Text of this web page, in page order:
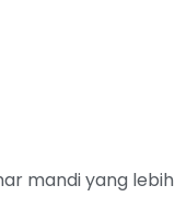
mandi yang lebih